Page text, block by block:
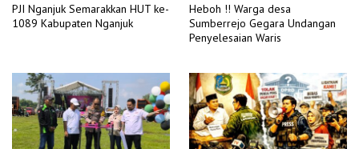
PJI Nganjuk Semarakkan HUT ke-
1089 Kabupaten Nganjuk
Heboh !! Warga desa
Sumberrejo Gegara Undangan
Penyelesaian Waris